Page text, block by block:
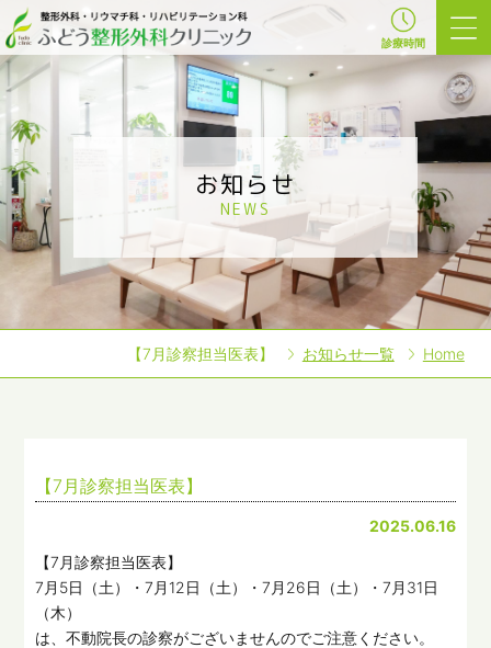
診療時間
お知らせ
NEWS
【7月診察担当医表】 お知らせ一覧 Home
【7月診察担当医表】
2025.06.16
【7月診察担当医表】
7月5日（土）・7月12日（土）・7月26日（土）・7月31日
（木）
は、不動院長の診察がございませんのでご注意ください。